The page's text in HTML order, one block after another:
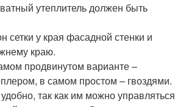
утеплитель должен быть
сетки у края фасадной стенки и
краю.
продвинутом варианте –
в самом простом – гвоздями.
так как им можно управляться